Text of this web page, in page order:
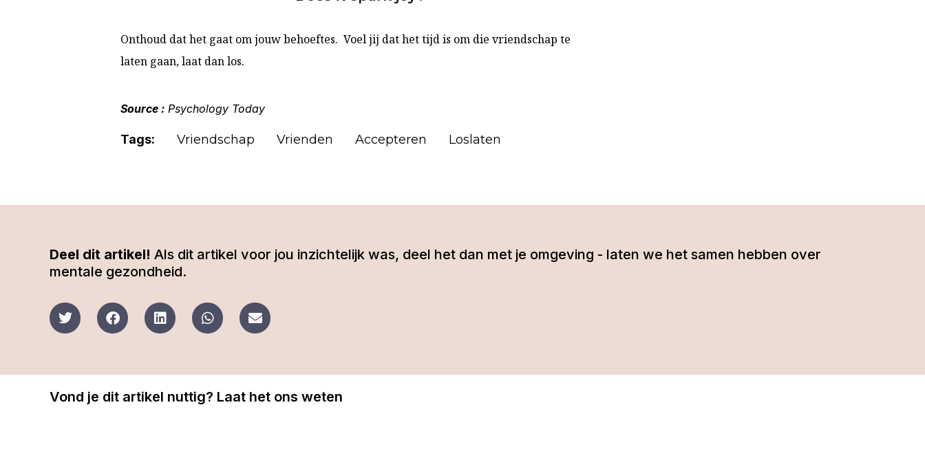
Onthoud dat het gaat om jouw behoeftes. Voel jij dat het tijd is om die vriendschap te
laten gaan, laat dan los.
Source : Psychology Today
Tags: Vriendschap Vrienden Accepteren Loslaten
Deel dit artikel! Als dit artikel voor jou inzichtelijk was, deel het dan met je omgeving - laten we het samen hebben over
mentale gezondheid.
Vond je dit artikel nuttig? Laat het ons weten